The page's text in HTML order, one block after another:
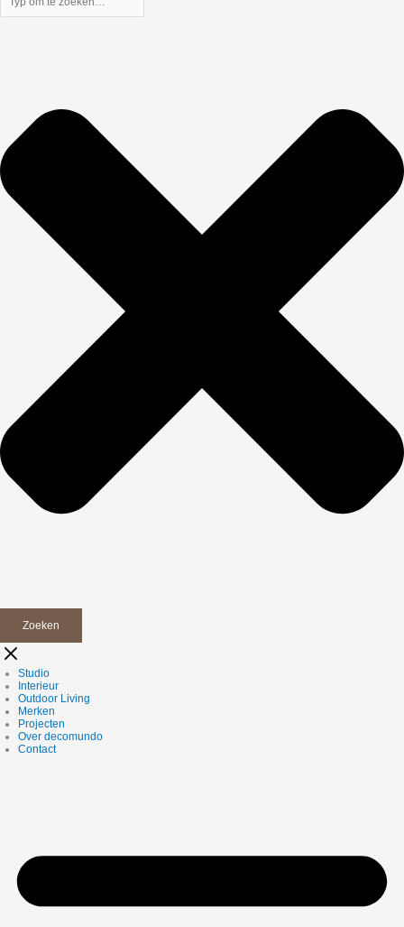
Zoeken
Studio
Interieur
Outdoor Living
Merken
Projecten
Over decomundo
Contact